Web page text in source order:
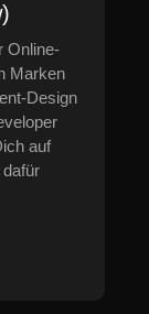
Online-
Marken
Design
auf